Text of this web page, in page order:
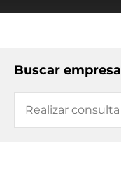
Buscar empresa